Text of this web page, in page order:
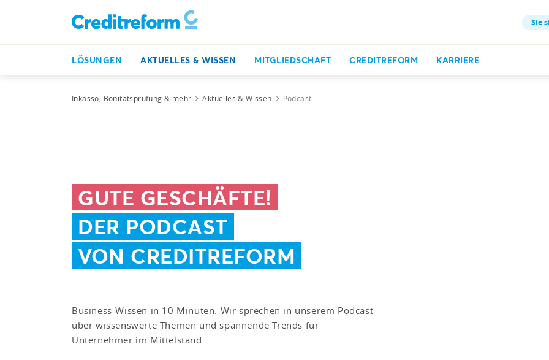
Sie
LÖSUNGEN AKTUELLES & WISSEN MITGLIEDSCHAFT CREDITREFORM KARRIERE
Inkasso, Bonitätsprüfung & mehr Aktuelles & Wissen Podcast
GUTE GESCHÄFTE!
DER PODCAST
VON CREDITREFORM
Business-Wissen in 10 Minuten: Wir sprechen in unserem Podcast
über wissenswerte Themen und spannende Trends für
Unternehmer im Mittelstand.